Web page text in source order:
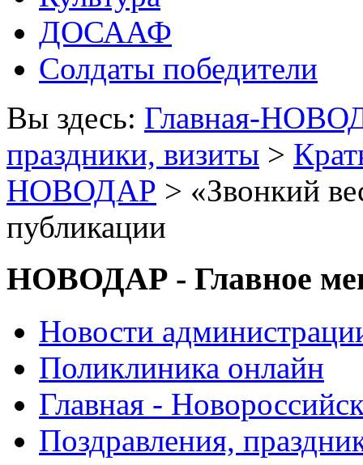
ДОСААФ
Солдаты победители
Вы здесь: Главная-
праздники, визиты >
НОВОДАР > «Звонкий
публикации
НОВОДАР - Главное
Новости
Поликлиника онлайн
Главная -
Поздравления,